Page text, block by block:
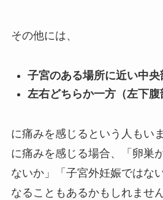
その他には、
子宮のある場所に近い中央
左右どちらか一方（左下腹
に痛みを感じるという人もい
に痛みを感じる場合、「卵巣
ないか」「子宮外妊娠ではな
なることもあるかもしれませ